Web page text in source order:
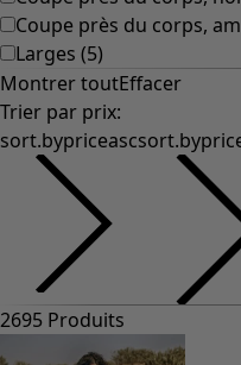
Coupe près du corps,
Larges (5)
Montrer toutEffacer
Trier par prix:
sort.bypriceasc
2695 Produits